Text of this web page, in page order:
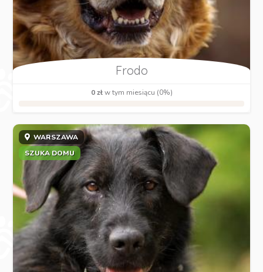
Frodo
0 złw tym miesiącu (0%)
WARSZAWA
SZUKA DOMU